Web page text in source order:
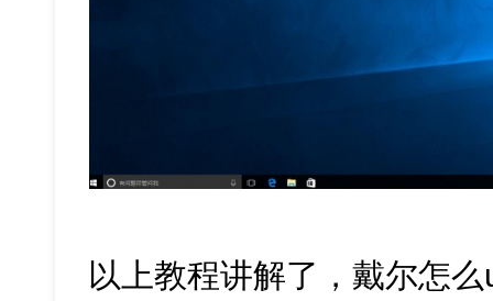
以上教程讲解了，戴尔怎